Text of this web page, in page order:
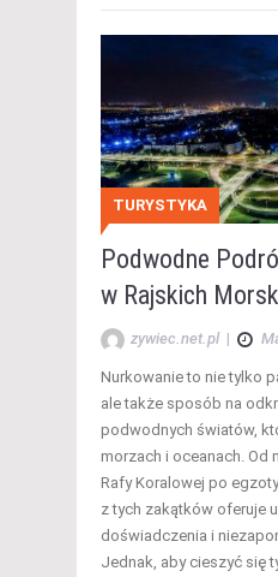
TURYSTYKA
Podwodne
w Rajskich
zywiec.net.pl |
Nurkowanie to nie tylko
ale także sposób na
podwodnych światów,
morzach i oceanach. Od
Rafy Koralowej po
z tych zakątków oferuje
doświadczenia i
Jednak, aby cieszyć się